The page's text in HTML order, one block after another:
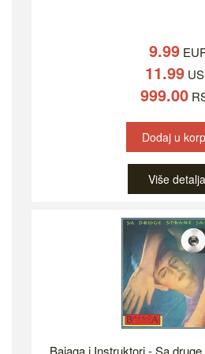
9.99
11.99
999.00
Dodaj u
Više detalja